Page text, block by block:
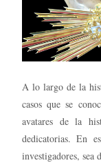
A lo largo de la
casos que se
avatares de la
dedicatorias. En
investigadores, sea